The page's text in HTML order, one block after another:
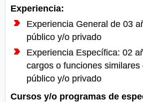
Experiencia:
Experiencia General de 03
público y/o privado
Experiencia Específica: 02
cargos o funciones similares
público y/o privado
Cursos y/o programas de